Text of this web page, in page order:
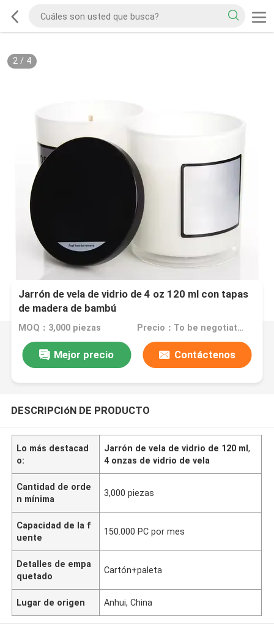
2/ 4
Jarrón de vela de vidrio de 4 oz 120 ml con tapas
de madera de bambú
MOQ：3,000 piezas Precio：To be negotiated
Mejor precio Contáctenos
DESCRIPCIóN DE PRODUCTO
Lo más destacad
o:
Jarrón de vela de vidrio de 120 ml,
4 onzas de vidrio de vela
Cantidad de orde
n mínima
3,000 piezas
Capacidad de la f
uente
150.000 PC por mes
Detalles de empa
quetado
Cartón+paleta
Lugar de origen Anhui, China